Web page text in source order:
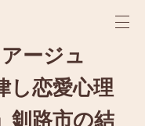
ージュ
し恋愛心理
釧路市の結